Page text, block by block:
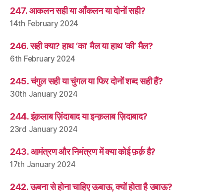
247. आकलन सही या आँकलन या दोनों सही?
14th February 2024
246. सही क्या? हाथ ‘का’ मैल या हाथ ‘की’ मैल?
6th February 2024
245. चंगुल सही या चुंगल या फिर दोनों शब्द सही हैं?
30th January 2024
244. इंक़लाब ज़िंदाबाद या इन्क़लाब ज़िदाबाद?
23rd January 2024
243. आमंत्रण और निमंत्रण में क्या कोई फ़र्क़ है?
17th January 2024
242. ऊबना से होना चाहिए ऊबाऊ, क्यों होता है उबाऊ?